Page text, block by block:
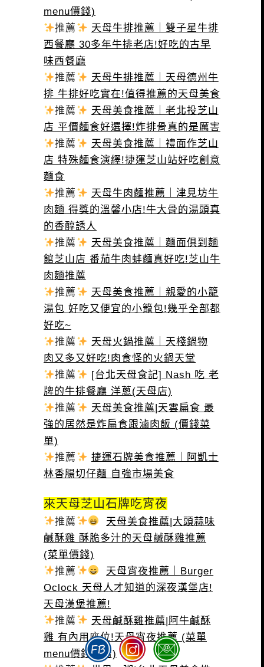
menu價錢)
推薦
天母牛排推薦｜雙子星牛排
西餐廳 30多年牛排老店!好吃的古早
味西餐廳
推薦
天母牛排推薦｜天母德州牛
排 牛排好吃實在!值得推薦的天母美食
推薦
天母美食推薦｜老北投芝山
店 平價麵食好選擇!炸排骨真的是厲害
推薦
天母美食推薦｜禮面作芝山
店 特殊麵食演繹!捷運芝山站好吃創意
麵食
推薦
天母牛肉麵推薦｜津見坊牛
肉麵 得獎的溫馨小店!牛大骨的湯頭真
的香醇誘人
推薦
天母美食推薦｜麵面俱到麵
館芝山店 番茄牛肉蚌麵真好吃!芝山牛
肉麵推薦
推薦
天母美食推薦｜親愛的小籠
湯包 好吃又便宜的小籠包!幾乎全部都
好吃~
推薦
天母火鍋推薦｜天棧鍋物
肉又多又好吃!肉食怪的火鍋天堂
推薦
[台北天母食記] Nash 吃 老
牌的牛排餐廳 洋蔥(天母店)
推薦
天母美食推薦|天雲扁食 最
強的居然是炸扁食跟滷肉飯 (價錢菜
單)
推薦
捷運石牌美食推薦｜阿凱士
林香腸切仔麵 自強市場美食
來天母芝山石牌吃宵夜
推薦
天母美食推薦|大頭蒜味
鹹酥雞 酥脆多汁的天母鹹酥雞推薦
(菜單價錢)
推薦
天母宵夜推薦｜Burger
Oclock 天母人才知道的深夜漢堡店!
天母漢堡推薦!
推薦
天母鹹酥雞推薦|阿牛鹹酥
雞 有內用座位!天母宵夜推薦 (菜單
menu價錢分店)